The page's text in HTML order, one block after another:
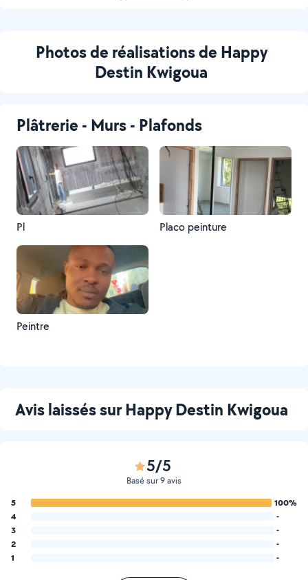
Photos de réalisations de Happy
Destin Kwigoua
Plâtrerie - Murs - Plafonds
Pl Placo peinture
Peintre
Avis laissés sur Happy Destin Kwigoua
5/5
Basé sur 9 avis
5
100%
4
-
3
-
2
-
1
-